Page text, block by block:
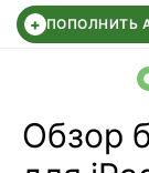
+ ПОПОЛНИТЬ
СБЕР
Обзор